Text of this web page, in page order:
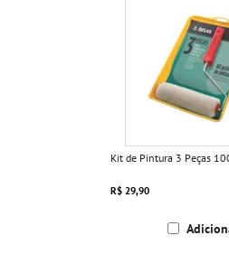
Kit de Pintura 3 Peças
R$ 29,90